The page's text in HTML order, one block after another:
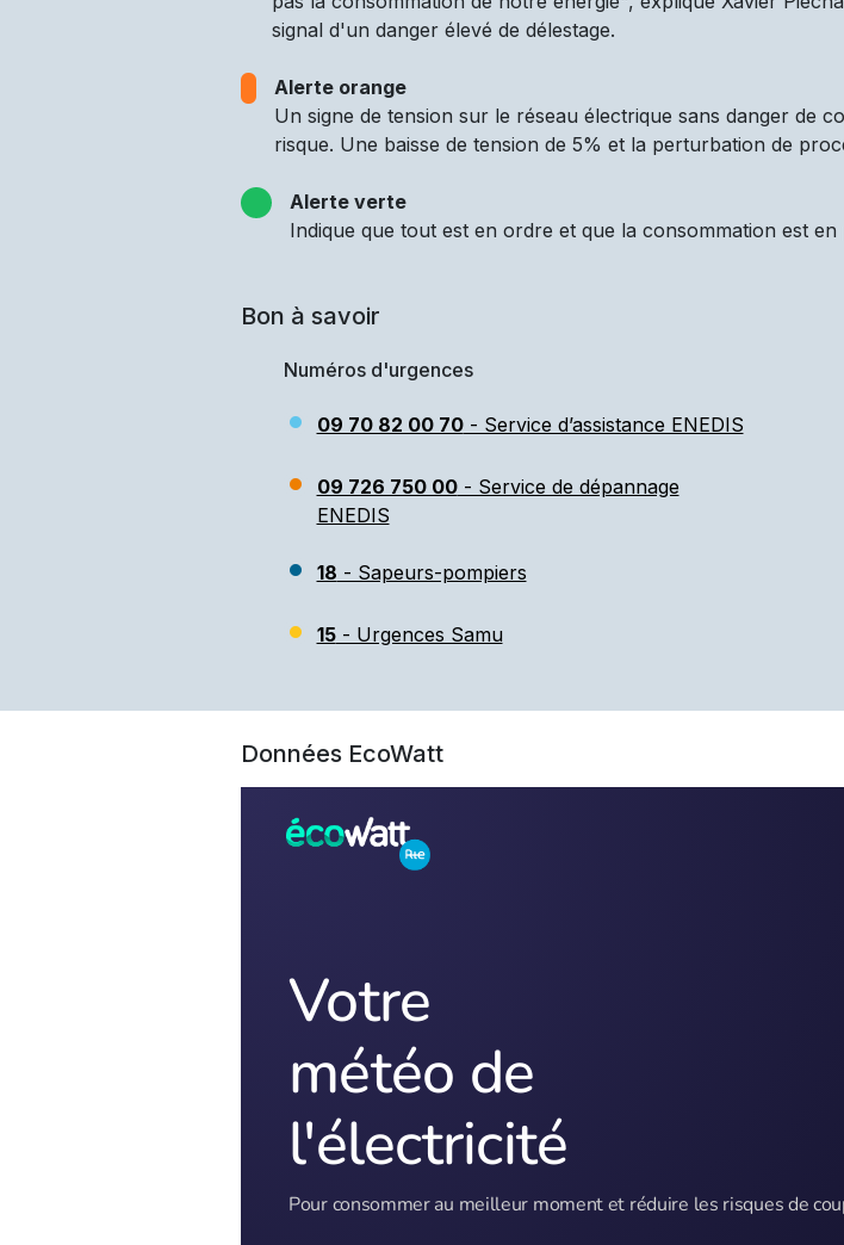
signal d'un danger élevé de délestage.
Alerte orange
Un signe de tension sur le réseau électrique sans danger de
risque. Une baisse de tension de 5% et la perturbation de
Alerte verte
Indique que tout est en ordre et que la consommation est
Bon à savoir
Numéros d'urgences
09 70 82 00 70- Service d’assistance ENEDIS
09 726 750 00- Service de dépannage
ENEDIS
18 - Sapeurs-pompiers
15- Urgences Samu
Données EcoWatt